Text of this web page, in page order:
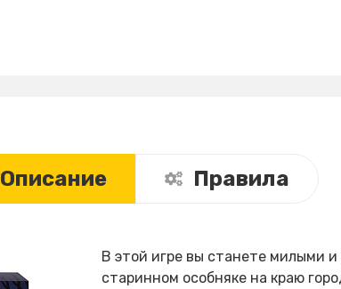
Описание Правила
В этой игре вы станете милыми
старинном особняке на краю